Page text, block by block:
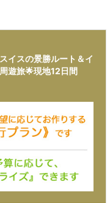
イスの景勝ルート＆イ
遊旅🌟現地12日間